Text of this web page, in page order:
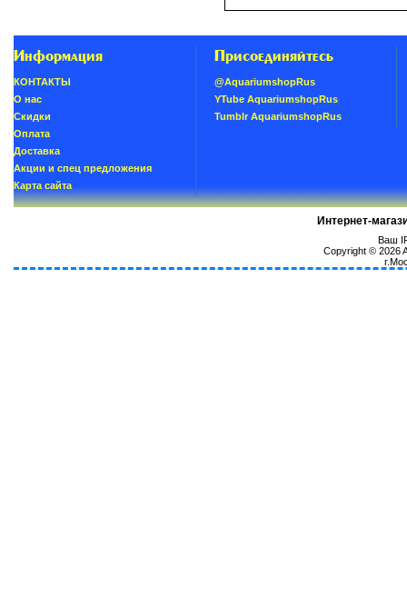
Информация
КОНТАКТЫ
О нас
Скидки
Oплатa
Доставка
Акции и спец предложения
Карта сайта
Присоединяйтесь
@AquariumshopRus
YTube AquariumshopRus
Tumblr AquariumshopRus
Интернет-
Ваш
Copyright © 2026